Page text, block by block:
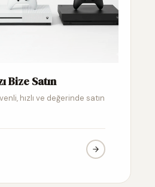
Bize Satın
hızlı ve değerinde satın